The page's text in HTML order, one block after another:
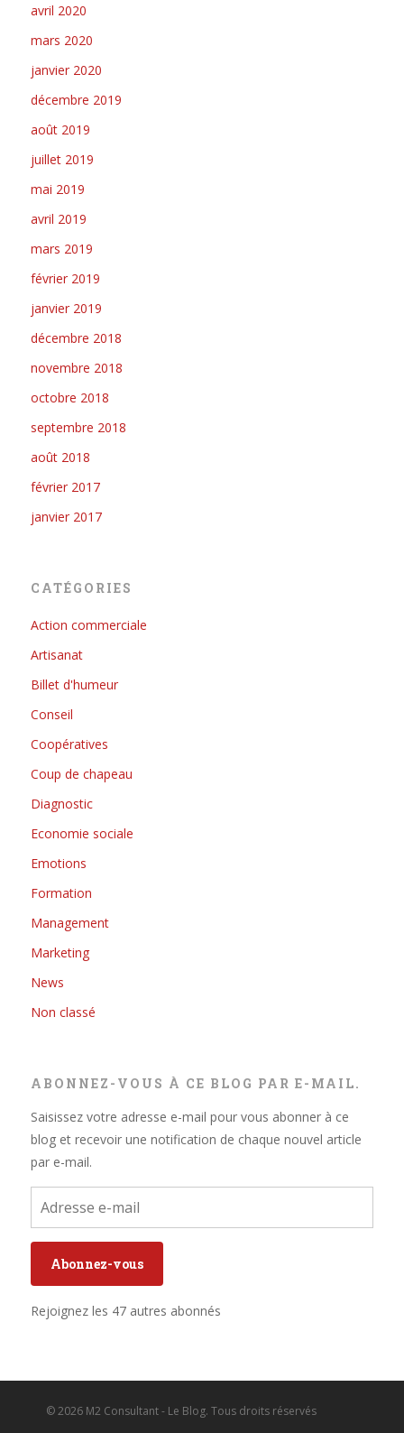
avril 2020
mars 2020
janvier 2020
décembre 2019
août 2019
juillet 2019
mai 2019
avril 2019
mars 2019
février 2019
janvier 2019
décembre 2018
novembre 2018
octobre 2018
septembre 2018
août 2018
février 2017
janvier 2017
CATÉGORIES
Action commerciale
Artisanat
Billet d'humeur
Conseil
Coopératives
Coup de chapeau
Diagnostic
Economie sociale
Emotions
Formation
Management
Marketing
News
Non classé
ABONNEZ-VOUS À CE BLOG PAR E-MAIL.
Saisissez votre adresse e-mail pour vous abonner à ce
blog et recevoir une notification de chaque nouvel article
par e-mail.
mail
Abonnez-vous
Rejoignez les 47 autres abonnés
© 2026 M2 Consultant - Le Blog. Tous droits réservés